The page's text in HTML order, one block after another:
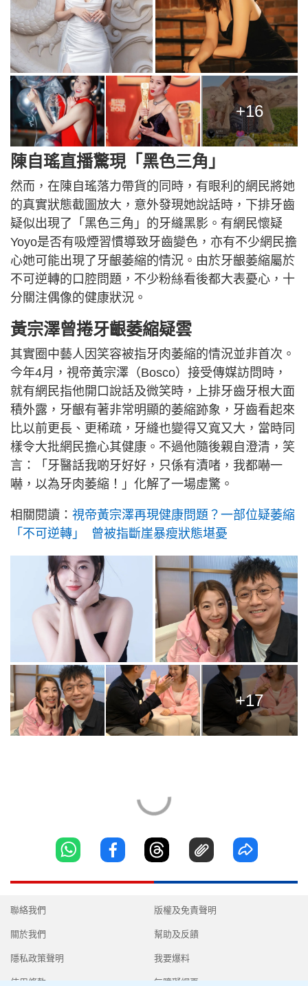
+16
陳自瑤直播驚現「黑色三角」
然而，在陳自瑤落力帶貨的同時，有眼利的網民將她
的真實狀態截圖放大，意外發現她說話時，下排牙齒
疑似出現了「黑色三角」的牙縫黑影。有網民懷疑
Yoyo是否有吸煙習慣導致牙齒變色，亦有不少網民擔
心她可能出現了牙齦萎縮的情況。由於牙齦萎縮屬於
不可逆轉的口腔問題，不少粉絲看後都大表憂心，十
分關注偶像的健康狀況。
黃宗澤曾捲牙齦萎縮疑雲
其實圈中藝人因笑容被指牙肉萎縮的情況並非首次。
今年4月，視帝黃宗澤（Bosco）接受傳媒訪問時，
就有網民指他開口說話及微笑時，上排牙齒牙根大面
積外露，牙齦有著非常明顯的萎縮跡象，牙齒看起來
比以前更長、更稀疏，牙縫也變得又寬又大，當時同
樣令大批網民擔心其健康。不過他隨後親自澄清，笑
言：「牙醫話我啲牙好好，只係有漬啫，我都嚇一
嚇，以為牙肉萎縮！」化解了一場虛驚。
相關閱讀： 視帝黃宗澤再現健康問題？一部位疑萎縮
「不可逆轉」 曾被指斷崖暴瘦狀態堪憂
+17
聯絡我們
關於我們
隱私政策聲明
使用條款
版權及免責聲明
幫助及反饋
我要爆料
無障礙網頁